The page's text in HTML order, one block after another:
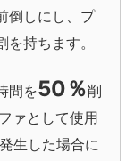
倒しにし、プ
持ちます。
間を50％削
ァとして使用
生した場合に